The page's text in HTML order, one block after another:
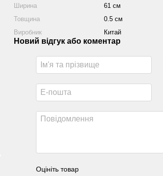
Ширина
61 см
Товщина
0.5 см
Виробник
Китай
Новий відгук або коментар
Оцініть товар